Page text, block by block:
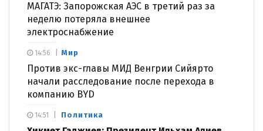
МАГАТЭ: Запорожская АЭС в третий раз за
неделю потеряла внешнее
электроснабжение
Мир
Против экс-главы МИД Венгрии Сийярто
начали расследование после перехода в
компанию BYD
14:56
Политика
14:51